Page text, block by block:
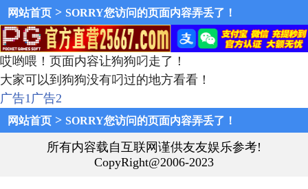
网站首页 > SORRY您访问的页面内容弄丢了！
哎哟喂！页面内容让狗狗叼走了！
大家可以到狗狗没有叼过的地方看看！
广告1广告2
网站首页 > SORRY您访问的页面内容弄丢了！
所有内容载自互联网谨供友友娱乐参考!
CopyRight@2006-2023